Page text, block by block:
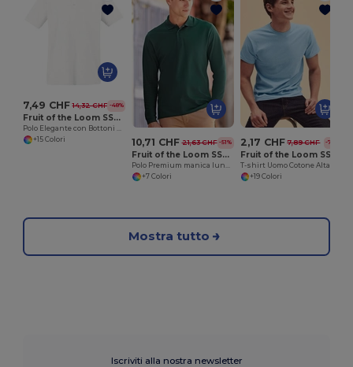
7,49 CHF 14,32 CHF -48%
Fruit of the Loom SS255
+15 Colori
10,71 CHF 21,63 CHF -51%
Fruit of the Loom SS258
+7 Colori
2,17 CHF 7,89 CHF -72%
+19 Colori
Mostra tutto
Iscriviti alla nostra newsletter